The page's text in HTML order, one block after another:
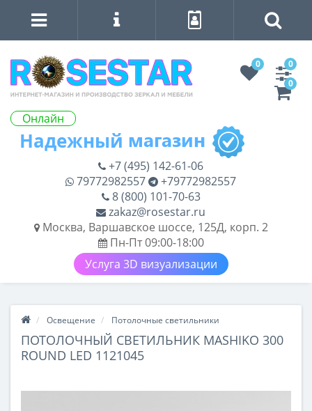
Онлайн
0
0
0
+7 (495) 142-61-06
79772982557
+79772982557
8 (800) 101-70-63
zakaz@rosestar.ru
Москва, Варшавское шоссе, 125Д, корп. 2
Пн-Пт 09:00-18:00
Услуга 3D визуализации
Освещение Потолочные светильники
ПОТОЛОЧНЫЙ СВЕТИЛЬНИК MASHIKO 300
ROUND LED 1121045